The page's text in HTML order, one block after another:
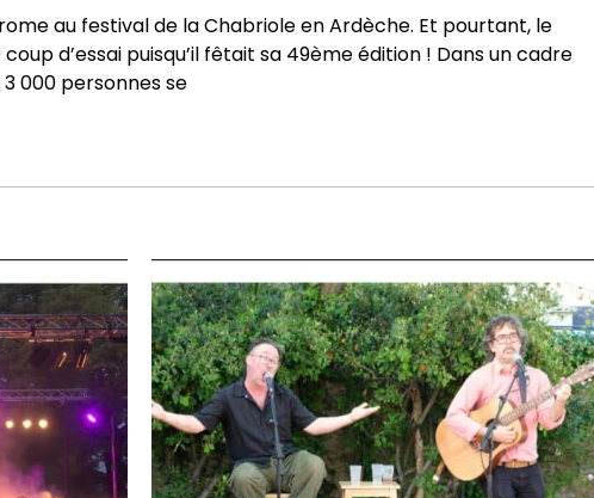
au festival de la Chabriole en Ardèche. Et pourtant, le
d’essai puisqu’il fêtait sa 49ème édition ! Dans un cadre
000 personnes se